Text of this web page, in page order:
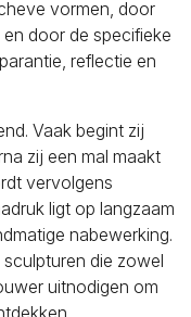
vormen, door
door de specifieke
reflectie en
Vaak begint zij
zij een mal maakt
vervolgens
ligt op langzaam
nabewerking.
die zowel
uitnodigen om